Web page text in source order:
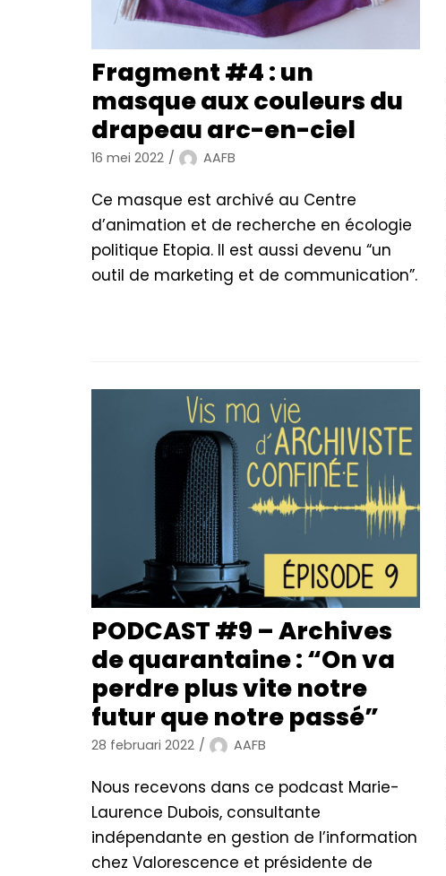
Fragment #4 : un
masque aux couleurs du
drapeau arc-en-ciel
16 mei 2022 AAFB
Ce masque est archivé au Centre
d’animation et de recherche en écologie
politique Etopia. Il est aussi devenu “un
outil de marketing et de communication”.
PODCAST #9 – Archives
de quarantaine : “On va
perdre plus vite notre
futur que notre passé”
28 februari 2022 AAFB
Nous recevons dans ce podcast Marie-
Laurence Dubois, consultante
indépendante en gestion de l’information
chez Valorescence et présidente de